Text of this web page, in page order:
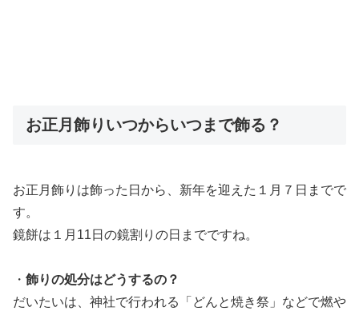
お正月飾りいつからいつまで飾る？
お正月飾りは飾った日から、新年を迎えた１月７日までで
す。
鏡餅は１月11日の鏡割りの日までですね。
・ 飾りの処分はどうするの？
だいたいは、神社で行われる「どんと焼き祭」などで燃や